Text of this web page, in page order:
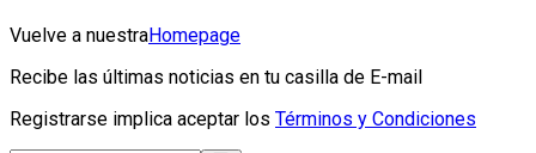
Vuelve a nuestraHomepage
Recibe las últimas noticias en tu casilla de E-mail
Registrarse implica aceptar los Términos y Condiciones